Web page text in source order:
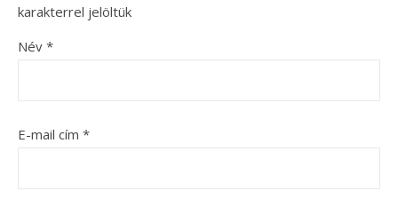
karakterrel jelöltük
Név *
E-mail cím *